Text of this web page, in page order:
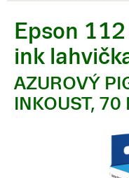
Epson
ink
AZUROVÝ
INKOUST, 70